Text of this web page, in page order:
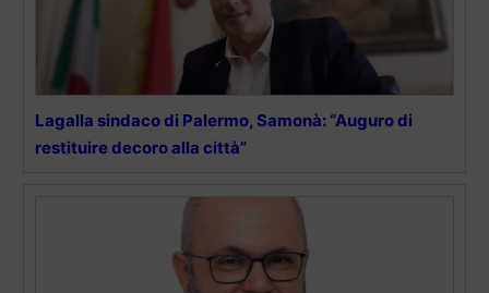
Lagalla sindaco di Palermo, Samonà: “Auguro di
restituire decoro alla città”